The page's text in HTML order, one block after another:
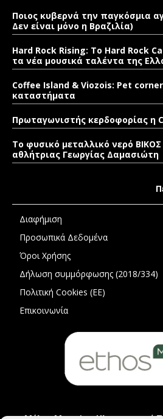
Ποιος κυβερνά την παγκόσμια
Δεν είναι μόνο η Βραζιλία)
Hard Rock Rising: Το Hard Rock
τα νέα μουσικά ταλέντα της
Coffee Island & Viozois: Pet
καταστήματα
Πρωταγωνιστής κερδοφορίας η
Το φυσικό μεταλλικό νερό
αθλήτριας Γεωργίας Δαμασιώτη
Διαφήμιση
Προσωπικά Δεδομένα
Όροι Χρήσης
Δήλωση συμμόρφωσης (2018/334)
Πολιτική Cookies (ΕΕ)
Επικοινωνία